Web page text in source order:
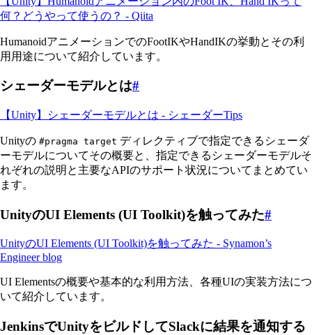
何？どうやって使うの？ - Qiita
HumanoidアニメーションでのFootIKやHandIKの挙動とその利
用用途について紹介しています。
シェーダーモデルとは#
【Unity】シェーダーモデルとは - シェーダーTips
Unityの #pragma target ディレクティブで指定できるシェーダ
ーモデルについてその概要と、指定できるシェーダーモデルそ
れぞれの説明と主要なAPIのサポート状況についてまとめてい
ます。
UnityのUI Elements (UI Toolkit)を触ってみた#
UnityのUI Elements (UI Toolkit)を触ってみた - Synamon’s
Engineer blog
UI Elementsの概要や基本的な利用方法、各種UIの実装方法につ
いて紹介しています。
JenkinsでUnityをビルドしてSlackに結果を通知する